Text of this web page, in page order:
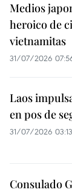
Medios
heroico de
vietnamitas
31/07/2026
Laos
en pos de
31/07/2026 03:13
Consulado